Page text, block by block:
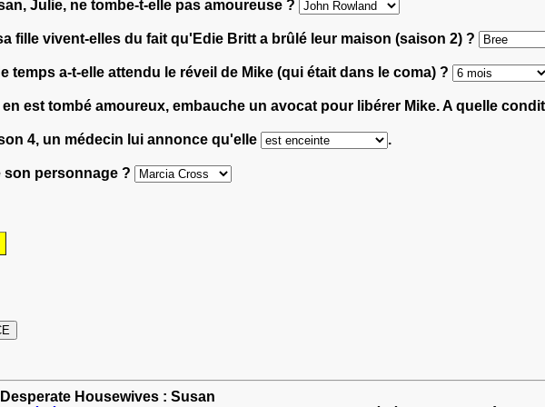
Julie, ne tombe-t-elle pas amoureuse ?
fille vivent-elles du fait qu'Edie Britt a brûlé leur maison (saison 2) ?
temps a-t-elle attendu le réveil de Mike (qui était dans le coma) ?
est tombé amoureux, embauche un avocat pour libérer Mike. A quelle
4, un médecin lui annonce qu'elle .
son personnage ?
Housewives : Susan